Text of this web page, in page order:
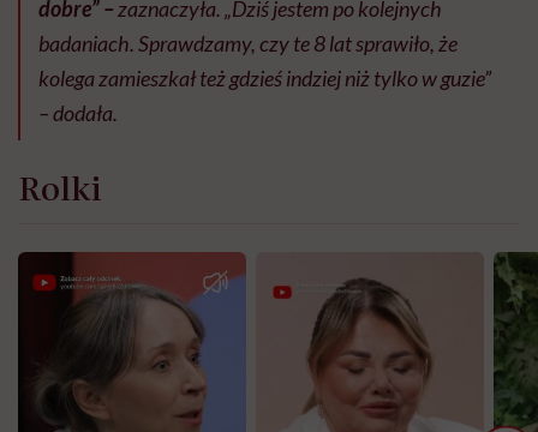
dobre” –zaznaczyła. „Dziś jestem po kolejnych
badaniach. Sprawdzamy, czy te 8 lat sprawiło, że
kolega zamieszkał też gdzieś indziej niż tylko w guzie”
– dodała.
Rolki